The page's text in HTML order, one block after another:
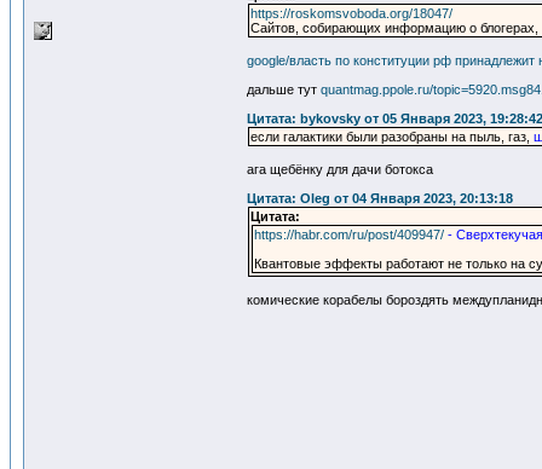
https://roskomsvoboda.org/18047/
Сайтов, собирающих информацию о блогерах,
google/власть по конституции рф принадлежит
дальше тут quantmag.ppole.ru/
Цитата: bykovsky от 05 Января 2023, 19:28:42
если галактики были разобраны на пыль, газ,
ага щебёнку для дачи ботокса
Цитата: Oleg от 04 Января 2023, 20:13:18
Цитата:
https://habr.com/ru/post/409947/ -
Квантовые эффекты работают не только на
комические корабелы бороздять